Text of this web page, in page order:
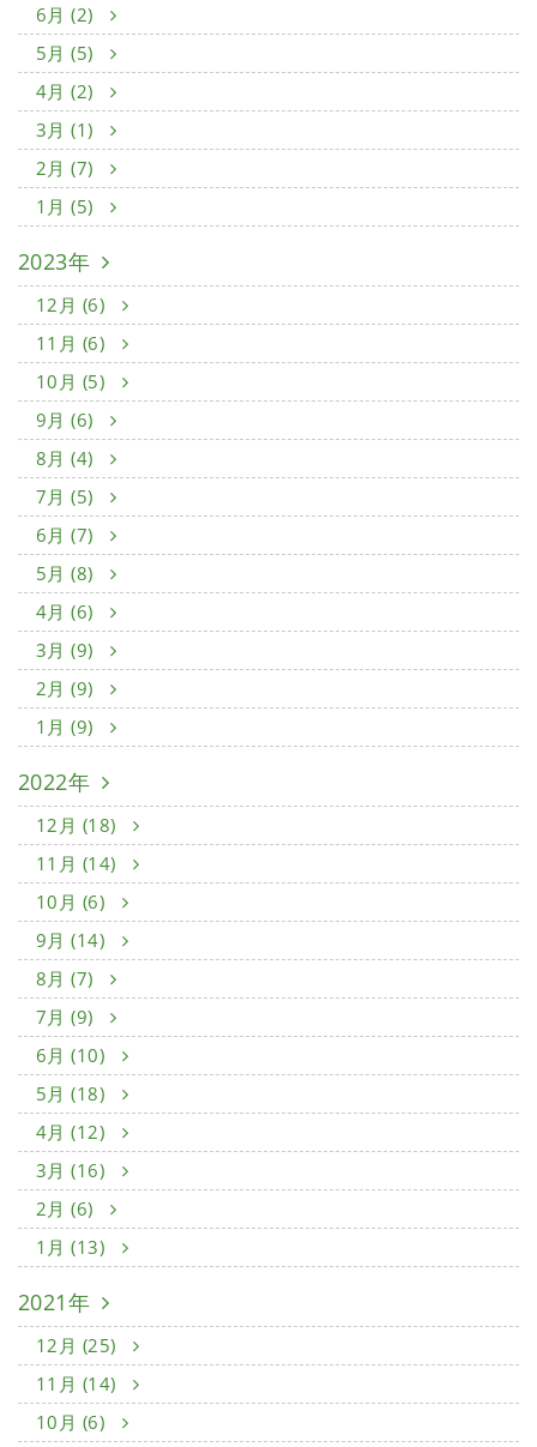
6月 (2)
5月 (5)
4月 (2)
3月 (1)
2月 (7)
1月 (5)
2023年
12月 (6)
11月 (6)
10月 (5)
9月 (6)
8月 (4)
7月 (5)
6月 (7)
5月 (8)
4月 (6)
3月 (9)
2月 (9)
1月 (9)
2022年
12月 (18)
11月 (14)
10月 (6)
9月 (14)
8月 (7)
7月 (9)
6月 (10)
5月 (18)
4月 (12)
3月 (16)
2月 (6)
1月 (13)
2021年
12月 (25)
11月 (14)
10月 (6)